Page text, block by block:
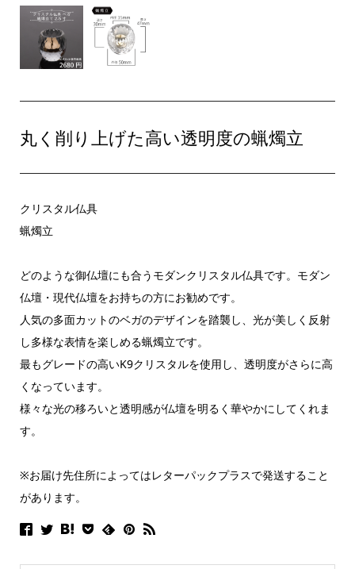
丸く削り上げた高い透明度の蝋燭立
クリスタル仏具
蝋燭立
どのような御仏壇にも合うモダンクリスタル仏具です。モダン
仏壇・現代仏壇をお持ちの方にお勧めです。
人気の多面カットのベガのデザインを踏襲し、光が美しく反射
し多様な表情を楽しめる蝋燭立です。
最もグレードの高いK9クリスタルを使用し、透明度がさらに高
くなっています。
様々な光の移ろいと透明感が仏壇を明るく華やかにしてくれま
す。
※お届け先住所によってはレターパックプラスで発送すること
があります。